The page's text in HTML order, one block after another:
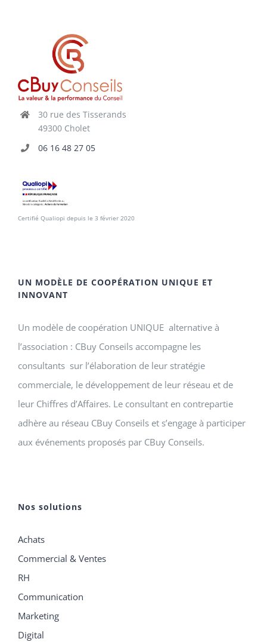
30 rue des Tisserands
49300 Cholet
06 16 48 27 05
Certifié Qualiopi depuis le 3 février 2020
UN MODÈLE DE COOPÉRATION UNIQUE ET
INNOVANT
Un modèle de coopération UNIQUE alternative à
l’association : CBuy Conseils accompagne les
consultants sur l’élaboration de leur stratégie
commerciale, le développement de leur réseau et de
leur Chiffres d’Affaires. Le consultant en contrepartie
adhère au réseau CBuy Conseils et s’engage à participer
aux événements proposés par CBuy Conseils.
Nos solutions
Achats
Commercial & Ventes
RH
Communication
Marketing
Digital